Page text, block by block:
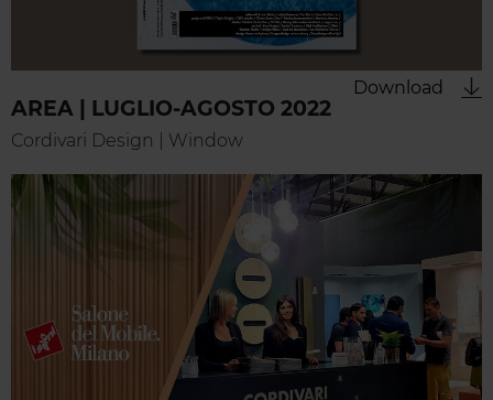
Download
AREA | LUGLIO-AGOSTO 2022
Cordivari Design | Window